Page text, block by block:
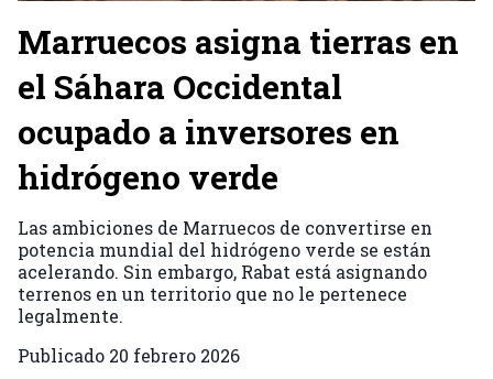
Marruecos asigna tierras en
el Sáhara Occidental
ocupado a inversores en
hidrógeno verde
Las ambiciones de Marruecos de convertirse en
potencia mundial del hidrógeno verde se están
acelerando. Sin embargo, Rabat está asignando
terrenos en un territorio que no le pertenece
legalmente.
Publicado 20 febrero 2026